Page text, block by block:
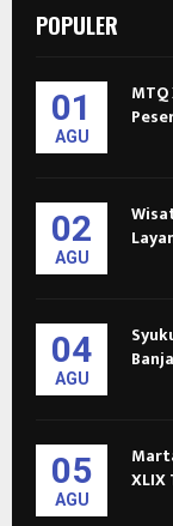
POPULER
01
AGU
02
AGU
04
AGU
05
AGU